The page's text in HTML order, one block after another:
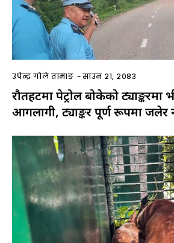
उपेन्द्र गोले तामाङ -साउन २१, २०८३
रौतहटमा पेट्रोल बोकेको ट्याङ्करमा
आगलागी, ट्याङ्कर पूर्ण रूपमा जलेर